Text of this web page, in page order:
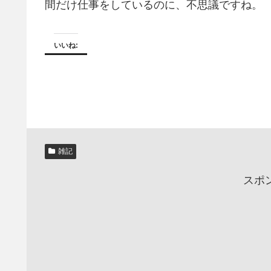
間だけ仕事をしているのに、不思議ですね。
いいね:
雑記
スポ